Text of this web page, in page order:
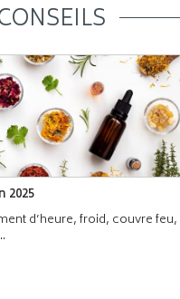
2025
d’heure, froid, couvre feu,